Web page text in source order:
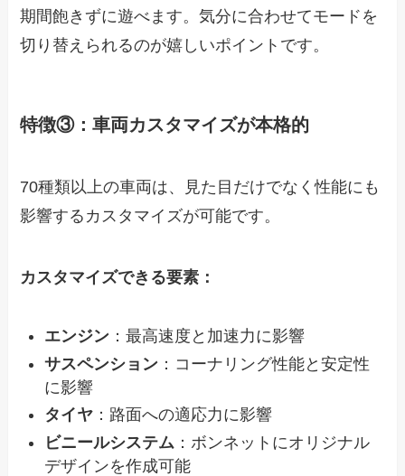
期間飽きずに遊べます。気分に合わせてモードを
切り替えられるのが嬉しいポイントです。
特徴③：車両カスタマイズが本格的
70種類以上の車両は、見た目だけでなく性能にも
影響するカスタマイズが可能です。
カスタマイズできる要素：
エンジン ：最高速度と加速力に影響
サスペンション ：コーナリング性能と安定性
に影響
タイヤ ：路面への適応力に影響
ビニールシステム ：ボンネットにオリジナル
デザインを作成可能